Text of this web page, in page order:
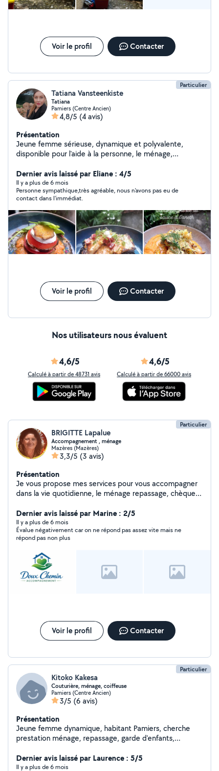
Voir le profil Contacter
Particulier
Tatiana Vansteenkiste
Tatiana
Pamiers (Centre Ancien)
4,8/5 (4 avis)
Présentation
Jeune femme sérieuse, dynamique et polyvalente,
disponible pour l'aide à la personne, le ménage,
diverses tâches du quotidien. Cuisinière expérimentée,
je propose également la préparation de repas adaptés
a vos besoins. Je travaille régulièrement avec des
locations Airbnb, assurant le nettoyage, la remise en
état des logements, la gestion du linge et la préparation
des arrivées. Expérience confirmée, sens de
l'organisation, discrétion et professionnalisme.
Disponible a tout moment selon vos besoins. N'hésitez
pas à me contacter, je serai ravie de vous aider.
Dernier avis laissé par Eliane : 4/5
Il y a plus de 6 mois
Personne sympathique,très agréable, nous n'avons pas eu de
contact dans l'immédiat.
Voir le profil Contacter
Nos utilisateurs nous évaluent
4,6/5
Calculé à partir de 48731 avis
4,6/5
Calculé à partir de 66000 avis
Particulier
BRIGITTE Lapalue
Accompagnement , ménage
Mazères (Mazères)
3,3/5 (3 avis)
Présentation
Je vous propose mes services pour vous accompagner
dans la vie quotidienne, le ménage repassage, chèque
d'accompagnement d'éducation sociale. Je peux
accompagner de l'enfant au personnes âgées ou en
situation handicap
Dernier avis laissé par Marine : 2/5
Il y a plus de 6 mois
Évalue négativement car on ne répond pas assez vite mais ne
répond pas non plus
Voir le profil Contacter
Particulier
Kitoko Kakesa
Couturière, ménage, coiffeuse
Pamiers (Centre Ancien)
3/5 (6 avis)
Présentation
Jeune femme dynamique, habitant Pamiers, cherche
prestation ménage, repassage, garde d'enfants,
Dernier avis laissé par Laurence : 5/5
Il y a plus de 6 mois